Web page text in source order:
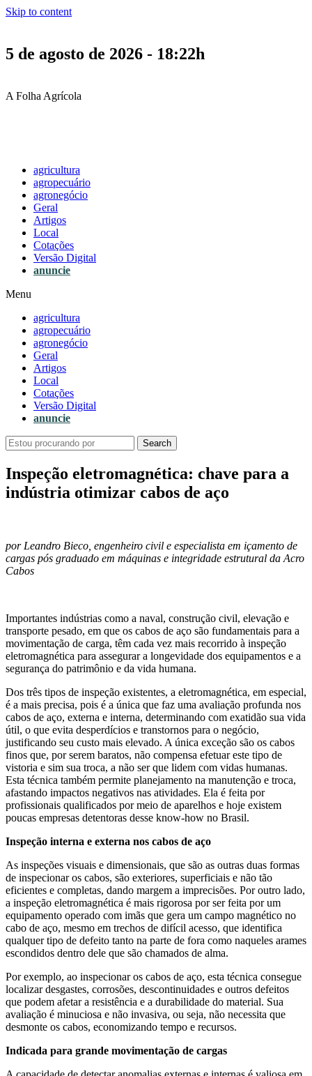
Skip to content
5 de agosto de 2026 - 18:22h
A Folha Agrícola
agricultura
agropecuário
agronegócio
Geral
Artigos
Local
Cotações
Versão Digital
anuncie
Menu
agricultura
agropecuário
agronegócio
Geral
Artigos
Local
Cotações
Versão Digital
anuncie
Search
Inspeção eletromagnética: chave para a
indústria otimizar cabos de aço
por Leandro Bieco, engenheiro civil e especialista em içamento de
cargas pós graduado em máquinas e integridade estrutural da Acro
Cabos
Importantes indústrias como a naval, construção civil, elevação e
transporte pesado, em que os cabos de aço são fundamentais para a
movimentação de carga, têm cada vez mais recorrido à inspeção
eletromagnética para assegurar a longevidade dos equipamentos e a
segurança do patrimônio e da vida humana.
Dos três tipos de inspeção existentes, a eletromagnética, em especial,
é a mais precisa, pois é a única que faz uma avaliação profunda nos
cabos de aço, externa e interna, determinando com exatidão sua vida
útil, o que evita desperdícios e transtornos para o negócio,
justificando seu custo mais elevado. A única exceção são os cabos
finos que, por serem baratos, não compensa efetuar este tipo de
vistoria e sim sua troca, a não ser que lidem com vidas humanas.
Esta técnica também permite planejamento na manutenção e troca,
afastando impactos negativos nas atividades. Ela é feita por
profissionais qualificados por meio de aparelhos e hoje existem
poucas empresas detentoras desse know-how no Brasil.
Inspeção interna e externa nos cabos de aço
As inspeções visuais e dimensionais, que são as outras duas formas
de inspecionar os cabos, são exteriores, superficiais e não tão
eficientes e completas, dando margem a imprecisões. Por outro lado,
a inspeção eletromagnética é mais rigorosa por ser feita por um
equipamento operado com imãs que gera um campo magnético no
cabo de aço, mesmo em trechos de difícil acesso, que identifica
qualquer tipo de defeito tanto na parte de fora como naqueles arames
escondidos dentro dele que são chamados de alma.
Por exemplo, ao inspecionar os cabos de aço, esta técnica consegue
localizar desgastes, corrosões, descontinuidades e outros defeitos
que podem afetar a resistência e a durabilidade do material. Sua
avaliação é minuciosa e não invasiva, ou seja, não necessita que
desmonte os cabos, economizando tempo e recursos.
Indicada para grande movimentação de cargas